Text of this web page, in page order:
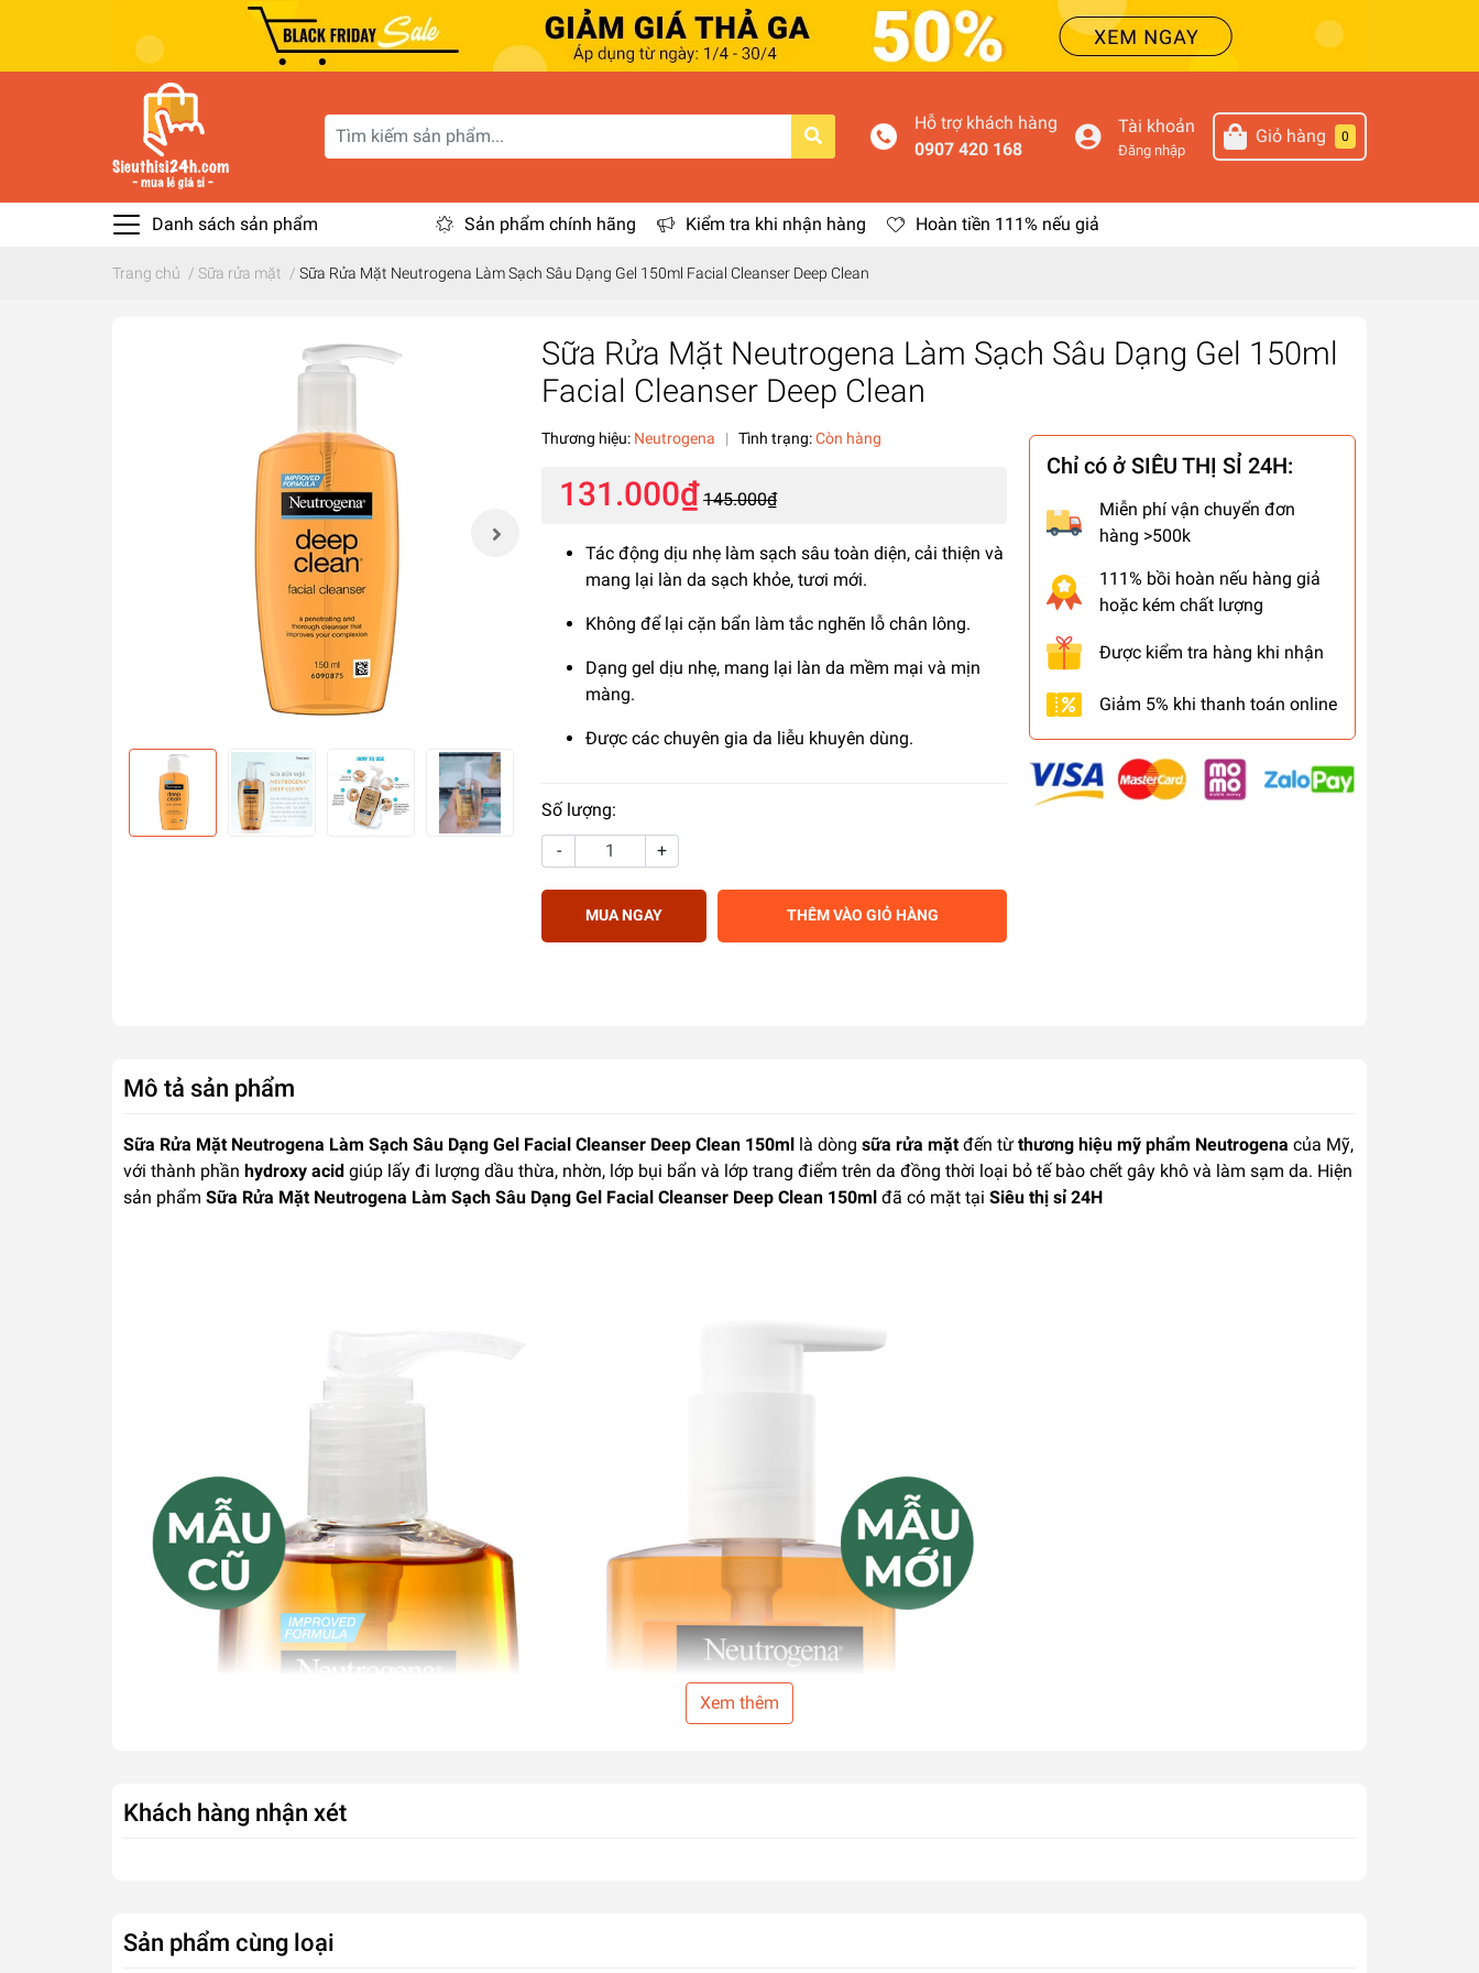
Hỗ trợ khách hàng
0907 420 168
Tài khoản
Đăng nhập
Giỏ hàng 0
Danh sách sản phẩm Sản phẩm chính hãng Kiểm tra khi nhận hàng Hoàn tiền 111% nếu giả
Trang chủ / Sữa rửa mặt / Sữa Rửa Mặt Neutrogena Làm Sạch Sâu Dạng Gel 150ml Facial Cleanser Deep Clean
Sữa Rửa Mặt Neutrogena Làm Sạch Sâu Dạng Gel 150ml
Facial Cleanser Deep Clean
Thương hiệu: Neutrogena | Tình trạng:Còn hàng
131.000₫ 145.000₫
Tác động dịu nhẹ làm sạch sâu toàn diện, cải thiện và
mang lại làn da sạch khỏe, tươi mới.
Không để lại cặn bẩn làm tắc nghẽn lỗ chân lông.
Dạng gel dịu nhẹ, mang lại làn da mềm mại và mịn
màng.
Được các chuyên gia da liễu khuyên dùng.
Số lượng:
-
+
MUA NGAY THÊM VÀO GIỎ HÀNG
Chỉ có ở SIÊU THỊ SỈ 24H:
Miễn phí vận chuyển đơn
hàng >500k
111% bồi hoàn nếu hàng giả
hoặc kém chất lượng
Được kiểm tra hàng khi nhận
Giảm 5% khi thanh toán online
Mô tả sản phẩm
Sữa Rửa Mặt Neutrogena Làm Sạch Sâu Dạng Gel Facial Cleanser Deep Clean 150ml là dòng sữa rửa mặt đến từ thương hiệu mỹ phẩm Neutrogena của Mỹ,
với thành phần hydroxy acid giúp lấy đi lượng dầu thừa, nhờn, lớp bụi bẩn và lớp trang điểm trên da đồng thời loại bỏ tế bào chết gây khô và làm sạm da. Hiện
sản phẩm Sữa Rửa Mặt Neutrogena Làm Sạch Sâu Dạng Gel Facial Cleanser Deep Clean 150ml đã có mặt tại Siêu thị sỉ 24H
Xem thêm
Khách hàng nhận xét
Sản phẩm cùng loại